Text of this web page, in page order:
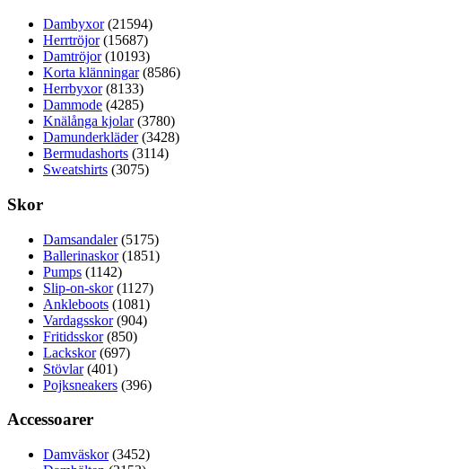
Dambyxor (21594)
Herrtröjor (15687)
Damtröjor (10193)
Korta klänningar (8586)
Herrbyxor (8133)
Dammode (4285)
Knälånga kjolar (3780)
Damunderkläder (3428)
Bermudashorts (3114)
Sweatshirts (3075)
Skor
Damsandaler (5175)
Ballerinaskor (1851)
Pumps (1142)
Slip-on-skor (1127)
Ankleboots (1081)
Vardagsskor (904)
Fritidsskor (850)
Lackskor (697)
Stövlar (401)
Pojksneakers (396)
Accessoarer
Damväskor (3452)